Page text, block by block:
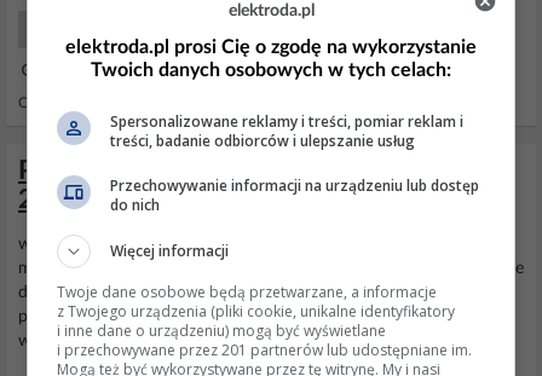
27 Lip 2015 13:04
Odpowiedzi: 7 Wyświetleń: 20376
Passat 1.9 TDI - brak reakcji na gaz przy
2500-3000 obr/min, co sprawdzić?
widze ze kolega autosuper dobrze się zna na samochodach wiec
moze i mi pomoze. mam paska z 94r 1.9 tdi (90 KM) i niepokoi mnie
dziwne pukanie przy kazdym skrecie kierownica, co to moze byc ??
prosze o pomoc !!! (ja podejrzewam dwie rzeczy, albo pompa od
wspomagania albo cos zamortyzatorami)
elektroda.pl
elektroda.pl prosi Cię o zgodę na wykorzystanie
Twoich danych osobowych w tych celach:
Spersonalizowane reklamy i treści, pomiar reklam i
treści, badanie odbiorców i ulepszanie usług
Przechowywanie informacji na urządzeniu lub dostęp
do nich
Więcej informacji
Twoje dane osobowe będą przetwarzane, a informacje
z Twojego urządzenia (pliki cookie, unikalne identyfikatory
i inne dane o urządzeniu) mogą być wyświetlane
i przechowywane przez 201 partnerów lub udostępniane im.
Mogą też być wykorzystywane przez tę witrynę. My i nasi